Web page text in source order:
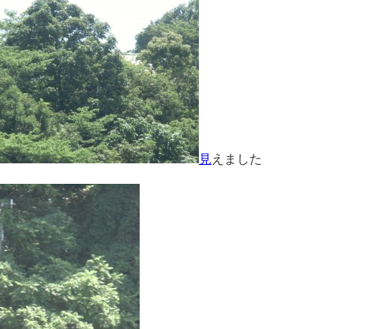
見 えました